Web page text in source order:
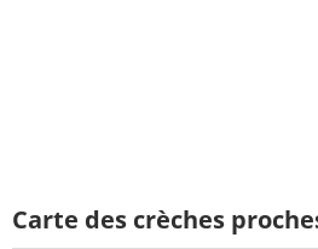
Carte des crèches